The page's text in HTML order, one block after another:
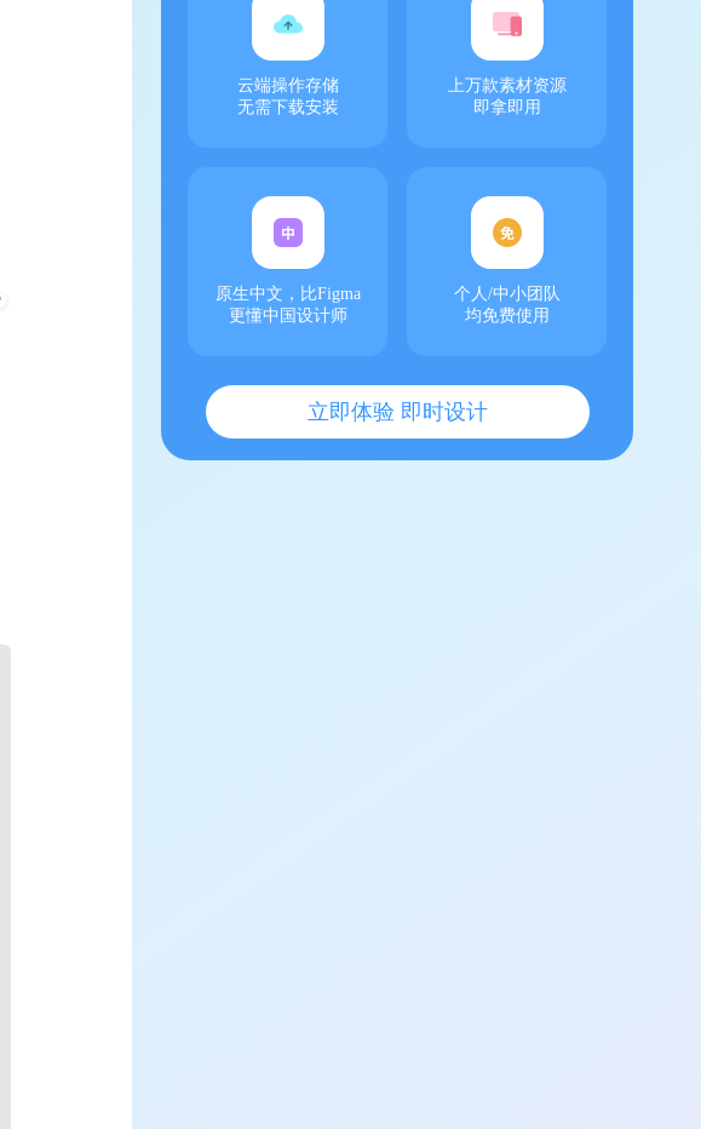
云端操作存储
无需下载安装
上万款素材资源
即拿即用
原生中文，比Figma
更懂中国设计师
个人/中小团队
均免费使用
立即体验 即时设计